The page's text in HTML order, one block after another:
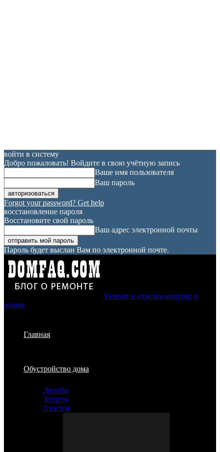
войти в систему
Добро пожаловать! Войдите в свою учётную запись
Ваше имя пользователя
Ваш пароль
Forgot your password? Get help
восстановление пароля
Восстановите свой пароль
Ваш адрес электронной почты
Пароль будет выслан Вам по электронной почте.
Ремонт и отделка квартир и
домов
Главная
Обустройство дома
Дизайн
Защита
Участок